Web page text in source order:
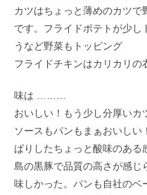
カツはちょっと薄めのカツで
です。フライドポテトが少
うなど野菜もトッピング
フライドチキンはカリカリの
味は ………
おいしい！もう少し分厚いカ
ソースもパンもまぁおいしい
ぱりしたちょっと酸味のある
島の黒豚で品質の高さが感じ
味しかった。パンも自社のベ